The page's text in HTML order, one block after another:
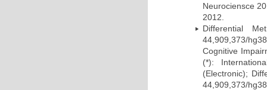
Neurociensce
2012.
Differential
44,909,373/
Cognitive
(*):
(Electronic);
44,909,373/